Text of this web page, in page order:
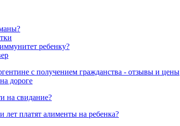
ребенку?
с получением гражданства - отзывы и цены
дороге
на свидание?
лет платят алименты на ребенка?